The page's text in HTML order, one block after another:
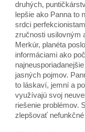
druhých,
lepšie ako Panna to
srdci
zručnosti usilovným
Merkúr, planéta
informáciami ako
jasných pojmov.
to láskaví, jemní a
využívajú svoj
riešenie problémov.
zlepšovať